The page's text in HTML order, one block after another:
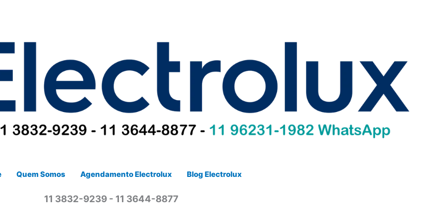
Quem Somos Agendamento Electrolux Blog Electrolux
11 3832-9239 - 11 3644-8877